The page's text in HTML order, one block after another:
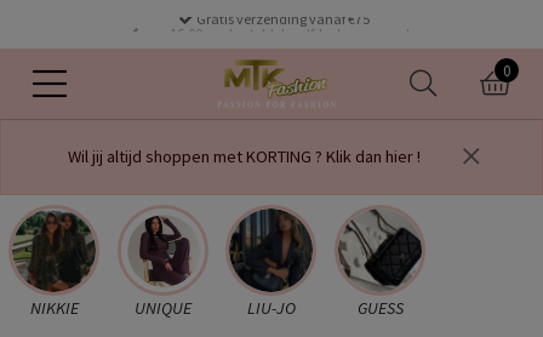
voor 16.00 uur besteld dezelfde dag verzonden
Gratis verzending vanaf €75
0
Wil jij altijd shoppen met KORTING ? Klik dan hier !
NIKKIE UNIQUE LIU-JO GUESS